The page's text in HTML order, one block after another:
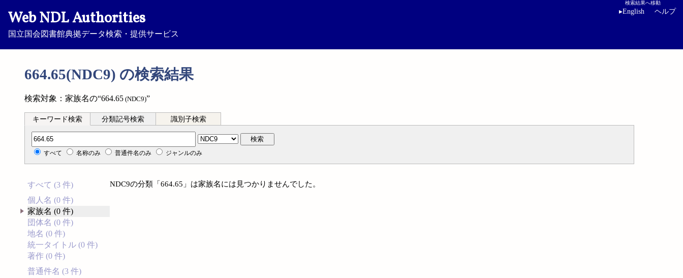
Web NDL Authorities
国立国会図書館典拠データ検索・提供サービス
検索結果へ移動
▸English ヘルプ
664.65(NDC9) の検索結果
検索対象：家族名の“664.65 (NDC9)”
キーワード検索 分類記号検索 識別子検索
分類記号検索 検索
すべて 名称のみ 普通件名のみ ジャンルのみ
すべて (3 件)
個人名 (0 件)
家族名 (0 件)
団体名 (0 件)
地名 (0 件)
統一タイトル (0 件)
著作 (0 件)
普通件名 (3 件)
NDC9の分類「664.65」は家族名には見つかりませんでした。